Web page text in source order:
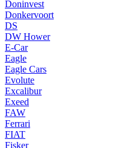
Doninvest
Donkervoort
DS
DW Hower
E-Car
Eagle
Eagle Cars
Evolute
Excalibur
Exeed
FAW
Ferrari
FIAT
Fisker